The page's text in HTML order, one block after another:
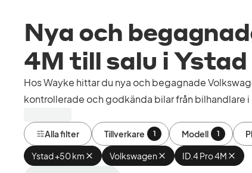
Nya och
4M till salu i Ystad
Hos Wayke hittar du nya och begagnade
kontrollerade och godkända bilar från bilhandlare i
Alla filter Tillverkare 1 Modell 1
Ystad +50 km Ta
bort
Volkswagen Ta
bort
ID.4 Pro 4M Ta
bort